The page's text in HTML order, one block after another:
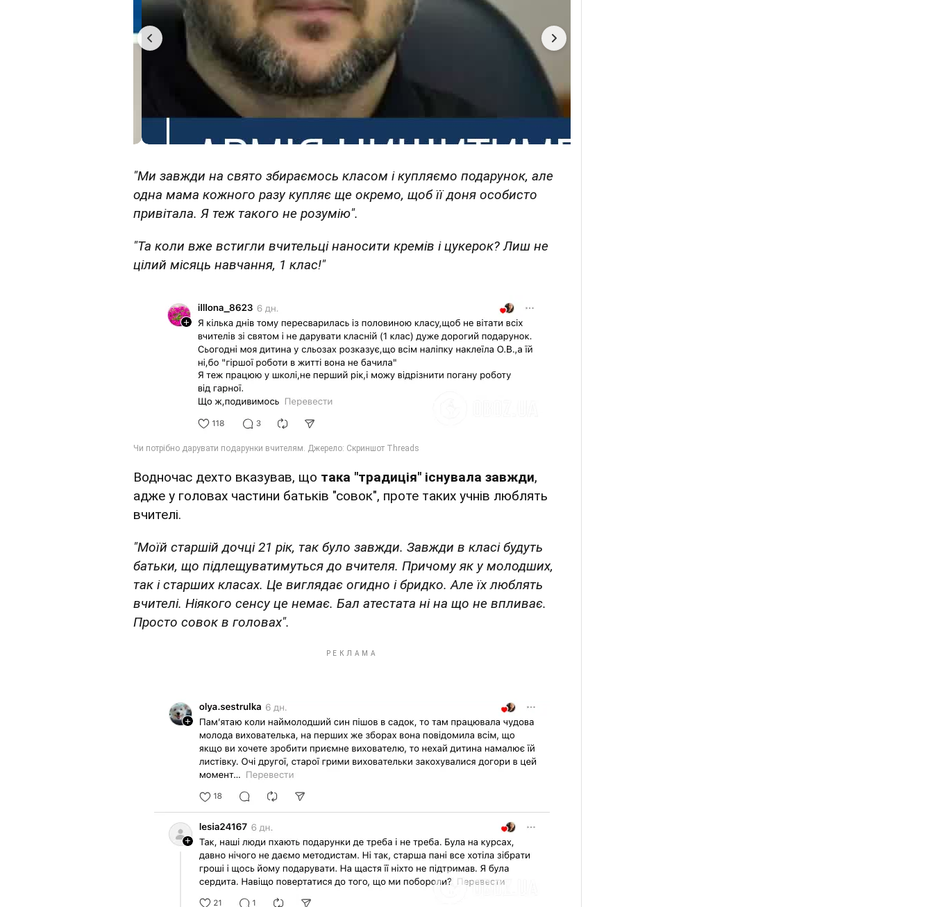
"Ми завжди на свято збираємось класом і купляємо подарунок, але
одна мама кожного разу купляє ще окремо, щоб її доня особисто
привітала. Я теж такого не розумію".
"Та коли вже встигли вчительці наносити кремів і цукерок? Лиш не
цілий місяць навчання, 1 клас!"
Водночас дехто вказував, що така "традиція" існувала завжди,
адже у головах частини батьків "совок", проте таких учнів люблять
вчителі.
"Моїй старшій дочці 21 рік, так було завжди. Завжди в класі будуть
батьки, що підлещуватимуться до вчителя. Причому як у молодших,
так і старших класах. Це виглядає огидно і бридко. Але їх люблять
вчителі. Ніякого сенсу це немає. Бал атестата ні на що не впливає.
Просто совок в головах".